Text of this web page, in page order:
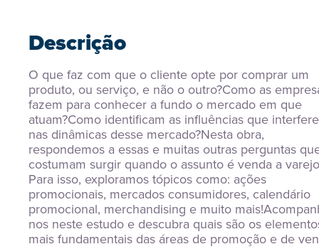
Descrição
O que faz com que o cliente opte por comprar um
produto, ou serviço, e não o outro?Como as
fazem para conhecer a fundo o mercado em que
atuam?Como identificam as influências que
nas dinâmicas desse mercado?Nesta obra,
respondemos a essas e muitas outras perguntas
costumam surgir quando o assunto é venda a
Para isso, exploramos tópicos como: ações
promocionais, mercados consumidores, calendário
promocional, merchandising e muito
nos neste estudo e descubra quais são os
mais fundamentais das áreas de promoção e de